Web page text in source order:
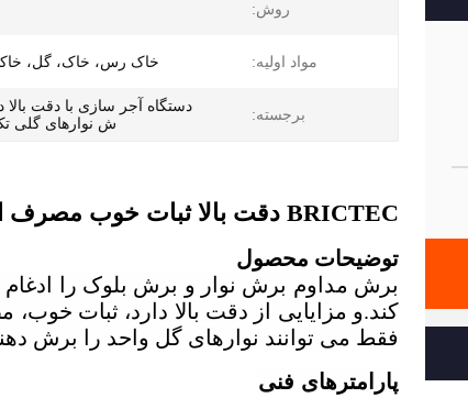
روش:
مواد اولیه: خاک رس، خاک، گل،
برجسته:
دستگاه آجر سازی با دقت بالا
ش نوارهای گلی
BRICTEC دقت بالا ثبات خوب مصرف انرژی کم برش مداوم برای برش نوار های لاک تک
توضیحات محصول
برش مداوم برش نوار و برش بلوک را
کند.و مزایایی از دقت بالا دارد، ثبات
فقط می توانند نوارهای گل واحد را برش
پارامترهای فنی